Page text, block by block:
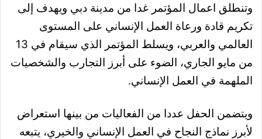
وتنطلق اعمال المؤتمر غدا من مدينة دبي ويهدف إلى
تكريم قادة ورعاة العمل الإنساني على المستوى
العالمي والعربي، ويسلط المؤتمر الذي سيقام في 13
من مايو الجاري، الضوء على أبرز التجارب والشخصيات
الملهمة في العمل الإنساني.
ويتضمن الحفل عددا من الفعاليات من بينها استعراض
لأبرز نماذج النجاح في العمل الإنساني والخيري، يتبعه